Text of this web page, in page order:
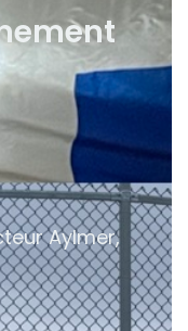
Aylmer,